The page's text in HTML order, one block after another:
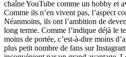
chaîne YouTube comme un hobby et
Comme ils n’en vivent pas, l’aspect
Néanmoins, ils ont l’ambition de
long terme. Comme l’indique déjà le
moins de portée, c’est-à-dire moins
plus petit nombre de fans sur